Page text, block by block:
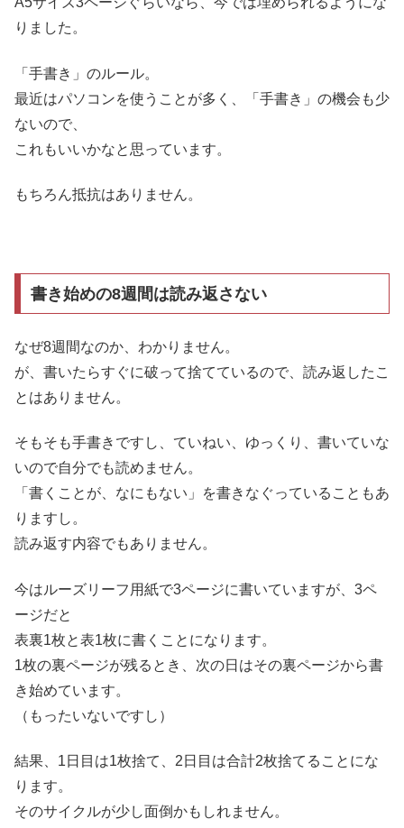
りました。
「手書き」のルール。
最近はパソコンを使うことが多く、「手書き」の機会も少
ないので、
これもいいかなと思っています。
もちろん抵抗はありません。
書き始めの8週間は読み返さない
なぜ8週間なのか、わかりません。
が、書いたらすぐに破って捨てているので、読み返したこ
とはありません。
そもそも手書きですし、ていねい、ゆっくり、書いていな
いので自分でも読めません。
「書くことが、なにもない」を書きなぐっていることもあ
りますし。
読み返す内容でもありません。
今はルーズリーフ用紙で3ページに書いていますが、3ペ
ージだと
表裏1枚と表1枚に書くことになります。
1枚の裏ページが残るとき、次の日はその裏ページから書
き始めています。
（もったいないですし）
結果、1日目は1枚捨て、2日目は合計2枚捨てることにな
ります。
そのサイクルが少し面倒かもしれません。